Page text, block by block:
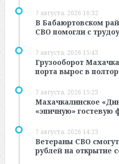
7 августа, 2026 16:32
В Бабаюртовском
СВО помогли с
7 августа, 2026 15:43
Грузооборот
порта вырос в
7 августа, 2026 15:23
Махачкалинское
«эпичную» гостевую
7 августа, 2026 14:23
Ветераны СВО
рублей на открытие